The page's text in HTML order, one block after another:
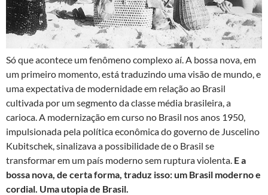
Só que acontece um fenômeno complexo aí. A bossa nova, em
um primeiro momento, está traduzindo uma visão de mundo, e
uma expectativa de modernidade em relação ao Brasil
cultivada por um segmento da classe média brasileira, a
carioca. A modernização em curso no Brasil nos anos 1950,
impulsionada pela política econômica do governo de Juscelino
Kubitschek, sinalizava a possibilidade de o Brasil se
transformar em um país moderno sem ruptura violenta. E a
bossa nova, de certa forma, traduz isso: um Brasil moderno e
cordial. Uma utopia de Brasil.